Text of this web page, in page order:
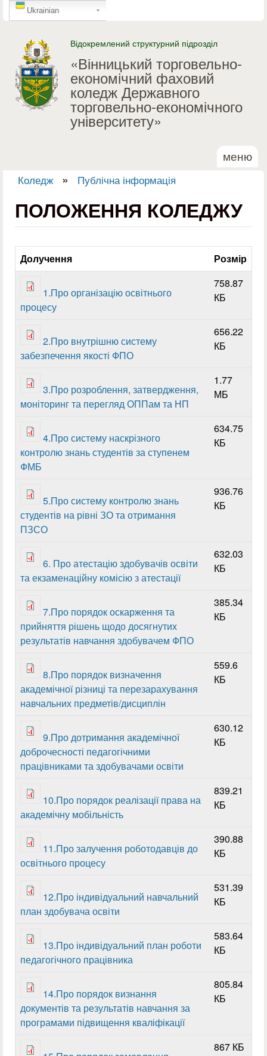
Перейти до основного
GTranslate
Ukrainian
Відокремлений структурний підрозділ
«Вінницький торговельно-
економічний фаховий
коледж Державного
торговельно-економічного
університету»
меню
Ви є тут
Коледж » Публічна інформація
ПОЛОЖЕННЯ КОЛЕДЖУ
Долучення Розмір
1.Про організацію освітнього
процесу
758.87
КБ
2.Про внутрішню систему
забезпечення якості ФПО
656.22
КБ
3.Про розроблення, затвердження,
моніторинг та перегляд ОППам та НП
1.77
МБ
4.Про систему наскрізного
контролю знань студентів за ступенем
ФМБ
634.75
КБ
5.Про систему контролю знань
студентів на рівні ЗО та отримання
ПЗСО
936.76
КБ
6. Про атестацію здобувачів освіти
та екзаменаційну комісію з атестації
632.03
КБ
7.Про порядок оскарження та
прийняття рішень щодо досягнутих
результатів навчання здобувачем ФПО
385.34
КБ
8.Про порядок визначення
академічної різниці та перезарахування
навчальних предметів/дисциплін
559.6
КБ
9.Про дотримання академічної
доброчесності педагогічними
працівниками та здобувачами освіти
630.12
КБ
10.Про порядок реалізації права на
академічну мобільність
839.21
КБ
11.Про залучення роботодавців до
освітнього процесу
390.88
КБ
12.Про індивідуальний навчальний
план здобувача освіти
531.39
КБ
13.Про індивідуальний план роботи
педагогічного працівника
583.64
КБ
14.Про порядок визнання
документів та результатів навчання за
програмами підвищення кваліфікації
805.84
КБ
867 КБ